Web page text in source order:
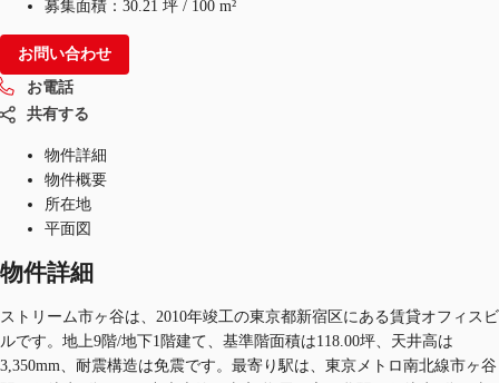
募集面積： 30.21 坪 / 100 m²
お問い合わせ
お電話
共有する
物件詳細
物件概要
所在地
平面図
物件詳細
ストリーム市ヶ谷は、2010年竣工の東京都新宿区にある賃貸オフィスビ
ルです。地上9階/地下1階建て、基準階面積は118.00坪、天井高は
3,350mm、耐震構造は免震です。最寄り駅は、東京メトロ南北線市ヶ谷